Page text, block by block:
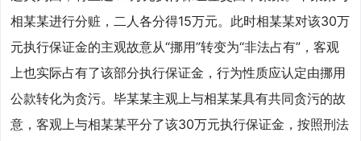
相某某进行分赃，二人各分得15万元。此时相某某对该30万
元执行保证金的主观故意从“挪用”转变为“非法占有”，客观
上也实际占有了该部分执行保证金，行为性质应认定由挪用
公款转化为贪污。毕某某主观上与相某某具有共同贪污的故
意，客观上与相某某平分了该30万元执行保证金，按照刑法